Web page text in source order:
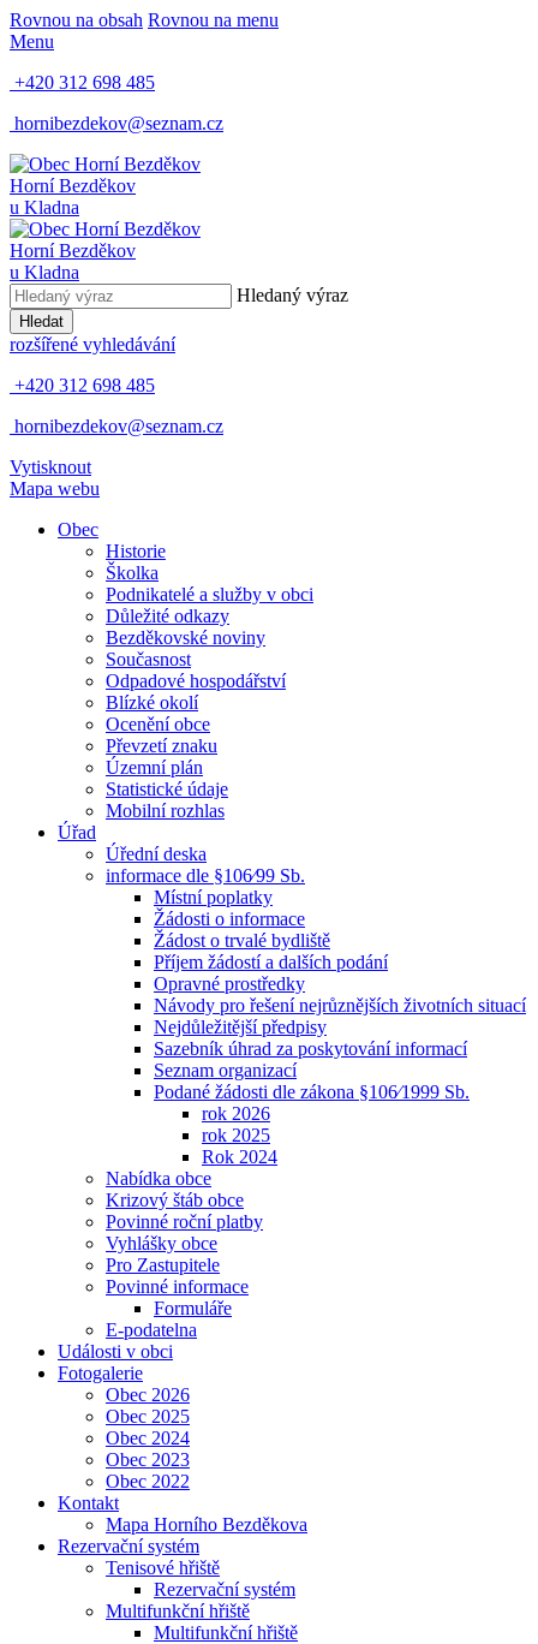
Rovnou na obsah Rovnou na menu
Menu
+420 312 698 485
hornibezdekov@seznam.cz
Horní Bezděkov
u Kladna
Horní Bezděkov
u Kladna
Hledaný výraz
Hledat
rozšířené vyhledávání
+420 312 698 485
hornibezdekov@seznam.cz
Vytisknout
Mapa webu
Obec
Historie
Školka
Podnikatelé a služby v obci
Důležité odkazy
Bezděkovské noviny
Současnost
Odpadové hospodářství
Blízké okolí
Ocenění obce
Převzetí znaku
Územní plán
Statistické údaje
Mobilní rozhlas
Úřad
Úřední deska
informace dle §106⁄99 Sb.
Místní poplatky
Žádosti o informace
Žádost o trvalé bydliště
Příjem žádostí a dalších podání
Opravné prostředky
Návody pro řešení nejrůznějších životních situací
Nejdůležitější předpisy
Sazebník úhrad za poskytování informací
Seznam organizací
Podané žádosti dle zákona §106⁄1999 Sb.
rok 2026
rok 2025
Rok 2024
Nabídka obce
Krizový štáb obce
Povinné roční platby
Vyhlášky obce
Pro Zastupitele
Povinné informace
Formuláře
E-podatelna
Události v obci
Fotogalerie
Obec 2026
Obec 2025
Obec 2024
Obec 2023
Obec 2022
Kontakt
Mapa Horního Bezděkova
Rezervační systém
Tenisové hřiště
Rezervační systém
Multifunkční hřiště
Multifunkční hřiště